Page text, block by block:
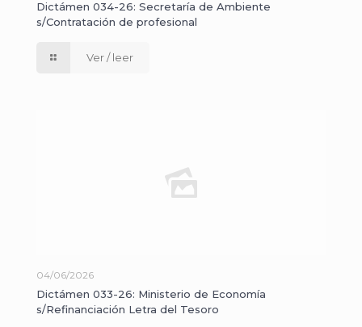
Dictámen 034-26: Secretaría de Ambiente
s/Contratación de profesional
Ver / leer
04/06/2026
Dictámen 033-26: Ministerio de Economía
s/Refinanciación Letra del Tesoro